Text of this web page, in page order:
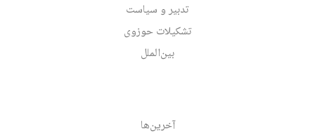
تدبیر و سیاست
تشکیلات حوزوی
بین‌الملل
آخرین‌ها